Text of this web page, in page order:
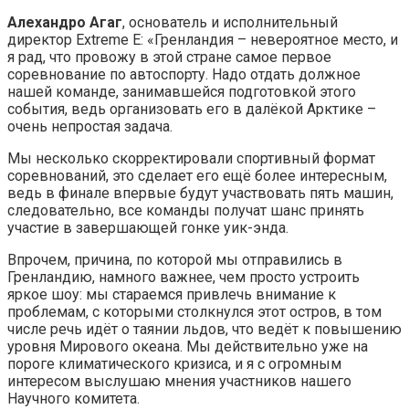
Алехандро Агаг, основатель и исполнительный
директор Extreme E: «Гренландия – невероятное место, и
я рад, что провожу в этой стране самое первое
соревнование по автоспорту. Надо отдать должное
нашей команде, занимавшейся подготовкой этого
события, ведь организовать его в далёкой Арктике –
очень непростая задача.
Мы несколько скорректировали спортивный формат
соревнований, это сделает его ещё более интересным,
ведь в финале впервые будут участвовать пять машин,
следовательно, все команды получат шанс принять
участие в завершающей гонке уик-энда.
Впрочем, причина, по которой мы отправились в
Гренландию, намного важнее, чем просто устроить
яркое шоу: мы стараемся привлечь внимание к
проблемам, с которыми столкнулся этот остров, в том
числе речь идёт о таянии льдов, что ведёт к повышению
уровня Мирового океана. Мы действительно уже на
пороге климатического кризиса, и я с огромным
интересом выслушаю мнения участников нашего
Научного комитета.